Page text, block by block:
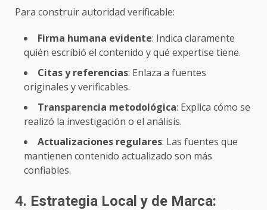
Para construir autoridad verificable:
Firma humana evidente: Indica claramente
quién escribió el contenido y qué expertise tiene.
Citas y referencias: Enlaza a fuentes
originales y verificables.
Transparencia metodológica: Explica cómo se
realizó la investigación o el análisis.
Actualizaciones regulares: Las fuentes que
mantienen contenido actualizado son más
confiables.
4. Estrategia Local y de Marca: